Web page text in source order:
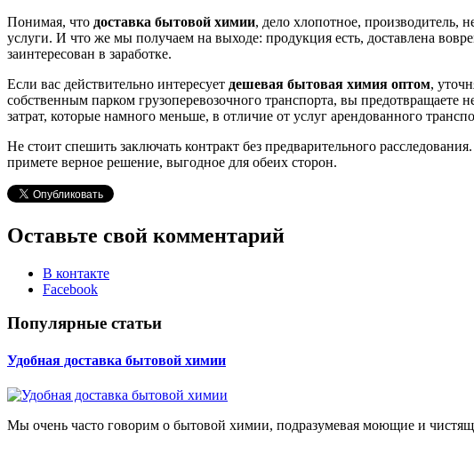
Понимая, что доставка бытовой химии, дело хлопотное, производитель,
услуги. И что же мы получаем на выходе: продукция есть, доставлена
заинтересован в заработке.
Если вас действительно интересует дешевая бытовая химия оптом,
собственным парком грузоперевозочного транспорта, вы
затрат, которые намного меньше, в отличие от услуг арендованного
Не стоит спешить заключать контракт без предварительного
примете верное решение, выгодное для обеих сторон.
Оставьте свой комментарий
В контакте
Facebook
Популярные статьи
Удобная доставка бытовой химии
Мы очень часто говорим о бытовой химии, подразумевая моющие и